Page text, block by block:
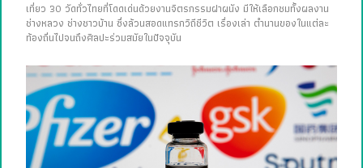
เที่ยว 30 วัดทั่วไทยที่โดดเด่นด้วยงานจิตรกรรมฝาผนัง มีให้เลือกชมทั้งผลงาน
ช่างหลวง ช่างชาวบ้าน ซึ่งล้วนสอดแทรกวิถีชีวิต เรื่องเล่า ตำนานของในแต่ละ
ท้องถิ่นไปจนถึงศิลปะร่วมสมัยในปัจจุบัน